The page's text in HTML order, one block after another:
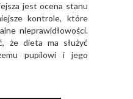
jest ocena stanu
kontrole, które
nieprawidłowości.
że dieta ma służyć
pupilowi i jego